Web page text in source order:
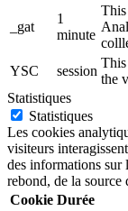
_gat
1
minute
YSC
session
This
the
Statistiques
Statistiques
Les cookies
visiteurs
des informations sur
rebond, de la source
Cookie Durée